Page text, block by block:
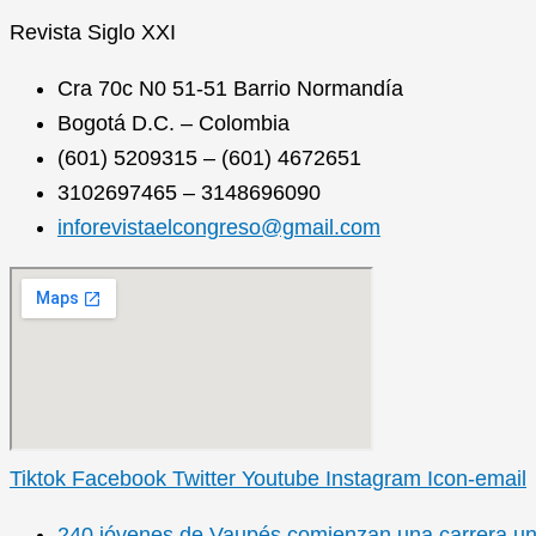
Revista Siglo XXI
Cra 70c N0 51-51 Barrio Normandía
Bogotá D.C. – Colombia
(601) 5209315 – (601) 4672651
3102697465 – 3148696090
inforevistaelcongreso@gmail.com
Tiktok Facebook Twitter Youtube Instagram Icon-email